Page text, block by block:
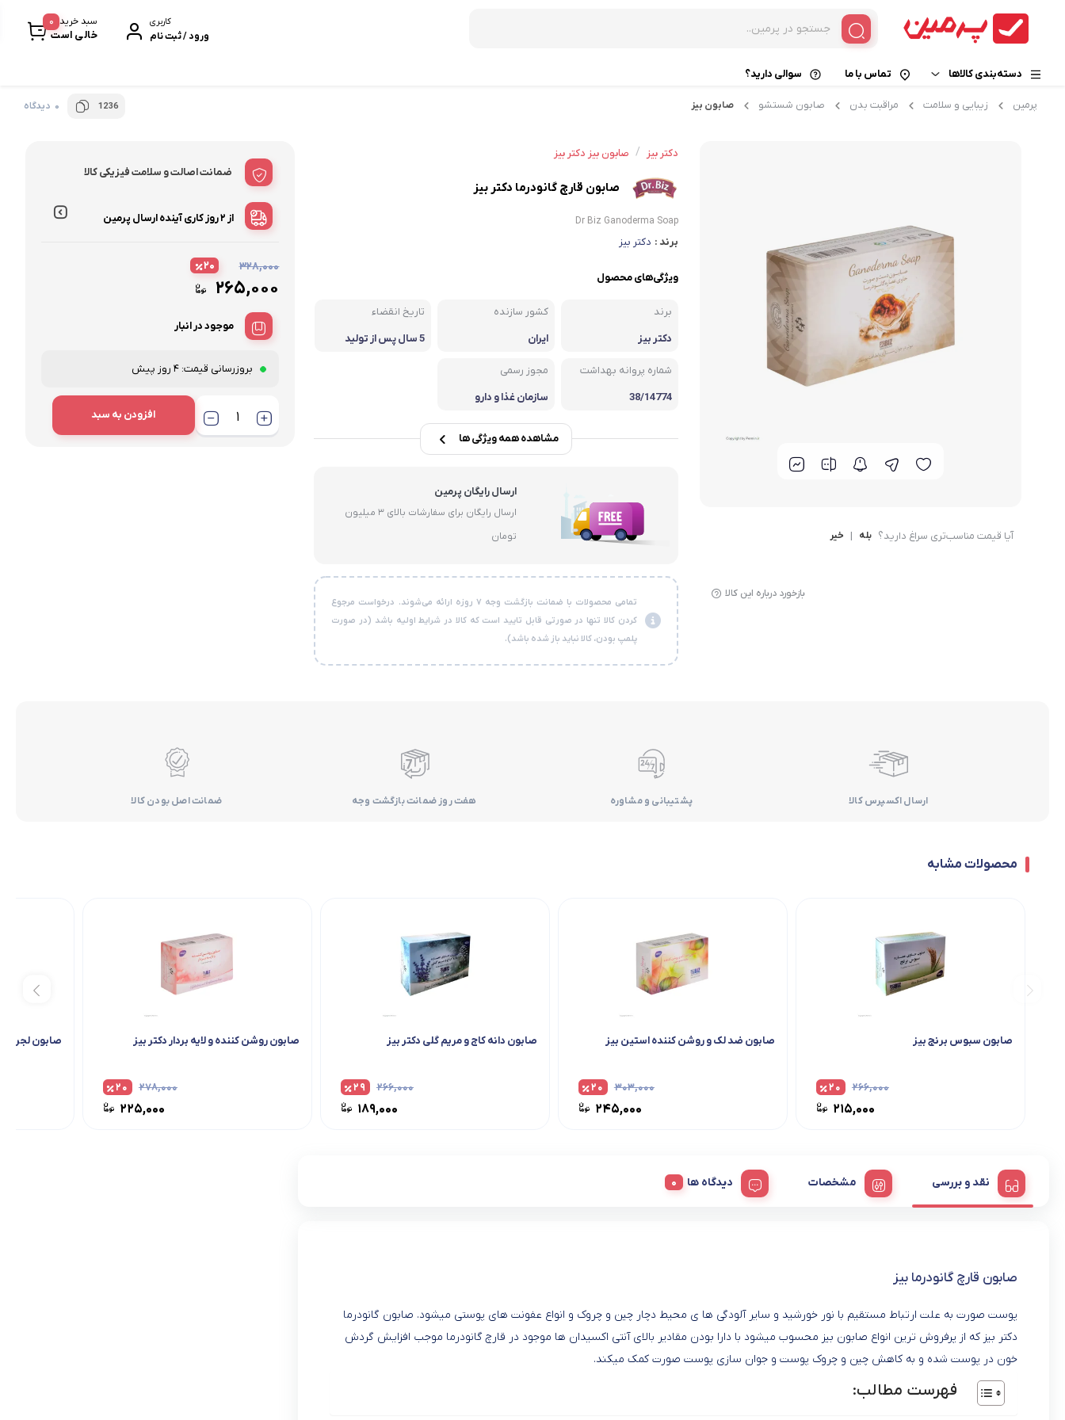
کاربری
ورود / ثبت نام
سبد خرید
خالی است
0
دسته‌بندی کالاها
کاپوچینو
هات چاکلت
کافی میت
چای و دمنوش
دمنوش بیز
صبحانه
شکلات صبحانه
میان وعده و غلات
سبوس
پروتئین بار
بیسکویت و ویفر
خانه و آشپزخانه
تماس با ما سوالی دارید؟
پرمین زیبایی و سلامت مراقبت بدن صابون شستشو صابون بیز 1236 0 دیدگاه
آیا قیمت مناسب‌تری سراغ دارید؟ بله | خیر
بازخورد درباره این کالا
دکتر بیز / صابون بیز دکتر بیز
صابون قارچ گانودرما دکتر بیز
Dr Biz Ganoderma Soap
برند : دکتر بیز
ویژگی‌های محصول
برند
دکتر بیز
کشور سازنده
ایران
تاریخ انقضاء
5 سال پس از تولید
شماره پروانه بهداشت
38/14774
مجوز رسمی
سازمان غذا و دارو
مشاهده همه ویژگی ها
ارسال رایگان پرمین
ارسال رایگان برای سفارشات بالای ۳ میلیون
تومان
تمامی محصولات با ضمانت بازگشت وجه ۷ روزه ارائه می‌شوند. درخواست مرجوع
کردن کالا تنها در صورتی قابل تایید است که کالا در شرایط اولیه باشد (در صورت
پلمپ بودن، کالا نباید باز شده باشد).
ضمانت اصالت و سلامت فیزیکی کالا
از ۲ روز کاری آینده ارسال پرمین
۳۲۸,۰۰۰
۲۶۵,۰۰۰
۲۰
موجود در انبار
بروزرسانی قیمت: 4 روز پیش
افزودن به سبد
ارسال اکسپرس کالا پشتیبانی و مشاوره هفت روز ضمانت بازگشت وجه ضمانت اصل بودن کالا
محصولات مشابه
صابون سبوس برنج بیز
۲۶۶,۰۰۰
۲۱۵,۰۰۰
۲۰
صابون ضد لک و روشن کننده استین بیز
۳۰۳,۰۰۰
۲۴۵,۰۰۰
۲۰
صابون دانه کاج و مریم گلی دکتر بیز
۲۶۶,۰۰۰
۱۸۹,۰۰۰
۲۹
صابون روشن کننده و لایه بردار دکتر بیز
۲۷۸,۰۰۰
۲۲۵,۰۰۰
۲۰
صابون لجن
نقد و بررسی مشخصات دیدگاه ها
صابون قارچ گانودرما بیز
پوست صورت به علت ارتباط مستقیم با نور خورشید و سایر آلودگی ها ی محیط دچار چین و چروک و انواع عفونت های پوستی میشود. صابون گانودرما
دکتر بیز که از پرفروش ترین انواع صابون بیز محسوب میشود با دارا بودن مقادیر بالای آنتی اکسیدان ها موجود در قارچ گانودرما موجب افزایش گردش
خون در پوست شده و به کاهش چین و چروک پوست و جوان سازی پوست صورت کمک میکند.
فهرست مطالب: